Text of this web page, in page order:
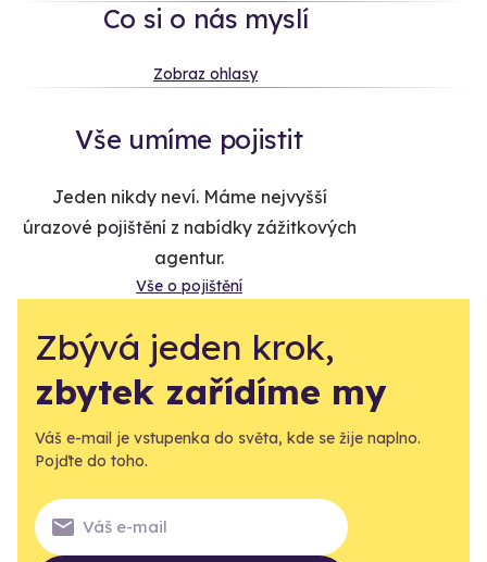
Co si o nás myslí
Zobraz ohlasy
Vše umíme pojistit
Jeden nikdy neví. Máme nejvyšší
úrazové pojištění z nabídky zážitkových
agentur.
Vše o pojištění
Zbývá jeden krok,
zbytek zařídíme my
Váš e-mail je vstupenka do světa, kde se žije naplno.
Pojďte do toho.